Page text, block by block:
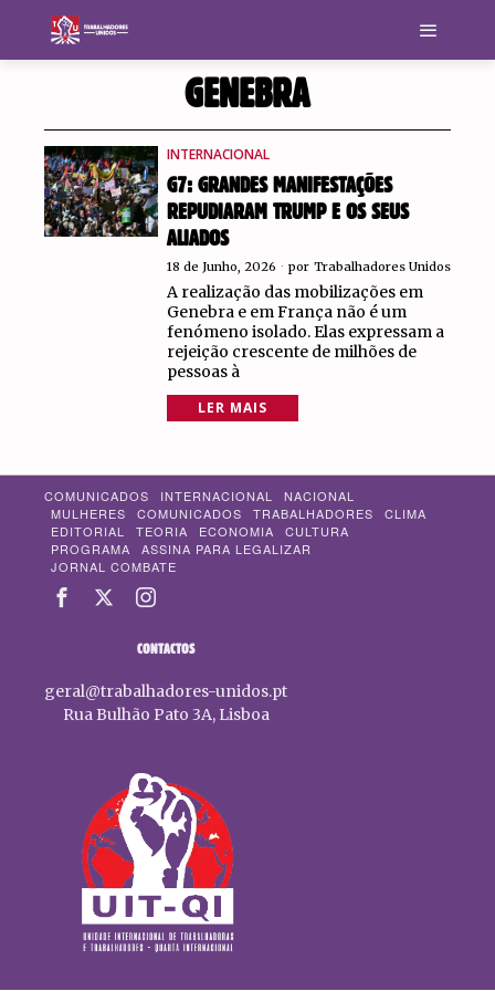
GENEBRA
INTERNACIONAL
G7: GRANDES MANIFESTAÇÕES
REPUDIARAM TRUMP E OS SEUS
ALIADOS
18 de Junho, 2026 por Trabalhadores Unidos
A realização das mobilizações em
Genebra e em França não é um
fenómeno isolado. Elas expressam a
rejeição crescente de milhões de
pessoas à
LER MAIS
COMUNICADOS INTERNACIONAL
NACIONAL
MULHERES
COMUNICADOS TRABALHADORES
CLIMA
EDITORIAL
TEORIA ECONOMIA
CULTURA
PROGRAMA
ASSINA PARA LEGALIZAR
JORNAL COMBATE
CONTACTOS
geral@trabalhadores-unidos.pt
Rua Bulhão Pato 3A, Lisboa